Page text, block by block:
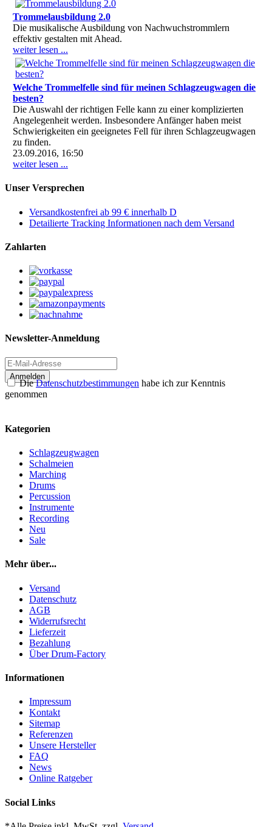
Trommelausbildung 2.0
Die musikalische Ausbildung von Nachwuchstrommlern
effektiv gestalten mit Ahead.
weiter lesen ...
Welche Trommelfelle sind für meinen Schlagzeugwagen die
besten?
Die Auswahl der richtigen Felle kann zu einer komplizierten
Angelegenheit werden. Insbesondere Anfänger haben meist
Schwierigkeiten ein geeignetes Fell für ihren Schlagzeugwagen
zu finden.
23.09.2016, 16:50
weiter lesen ...
Unser Versprechen
Versandkostenfrei ab 99 € innerhalb D
Detailierte Tracking Informationen nach dem Versand
Zahlarten
Newsletter-Anmeldung
Anmelden
DieDatenschutzbestimmungen habe ich zur Kenntnis
genommen
Kategorien
Schlagzeugwagen
Schalmeien
Marching
Drums
Percussion
Instrumente
Recording
Neu
Sale
Mehr über...
Versand
Datenschutz
AGB
Widerrufsrecht
Lieferzeit
Bezahlung
Über Drum-Factory
Informationen
Impressum
Kontakt
Sitemap
Referenzen
Unsere Hersteller
FAQ
News
Online Ratgeber
Social Links